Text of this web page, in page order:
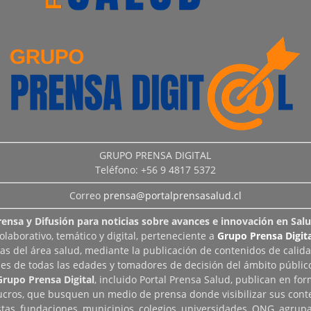
GRUPO PRENSA DIGITAL
Teléfono: +56 9 4817 5372
Correo prensa@portalprensasalud.cl
y Difusión para noticias sobre avances e innovación en
temático y digital, perteneciente a Grupo Prensa
del área salud, mediante la publicación de contenidos de
de todas las edades y tomadores de decisión del ámbito
Prensa Digital, incluido Portal Prensa Salud, publican en
que busquen un medio de prensa donde visibilizar sus